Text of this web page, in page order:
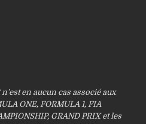
en aucun cas associé aux
ONE, FORMULA 1, FIA
GRAND PRIX et les